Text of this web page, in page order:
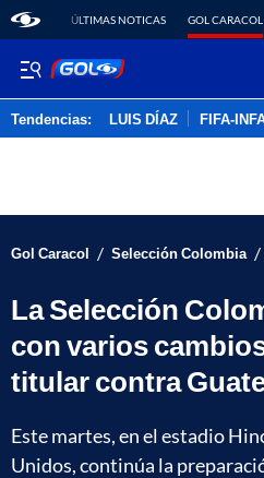
ÚLTIMAS NOTICAS GOL CARACOL
Tendencias: LUIS DÍAZ FIFA-
Gol Caracol / Selección Colombia /
La Selección
con varios
titular contra
Este martes, en el estadio
Unidos, continúa la